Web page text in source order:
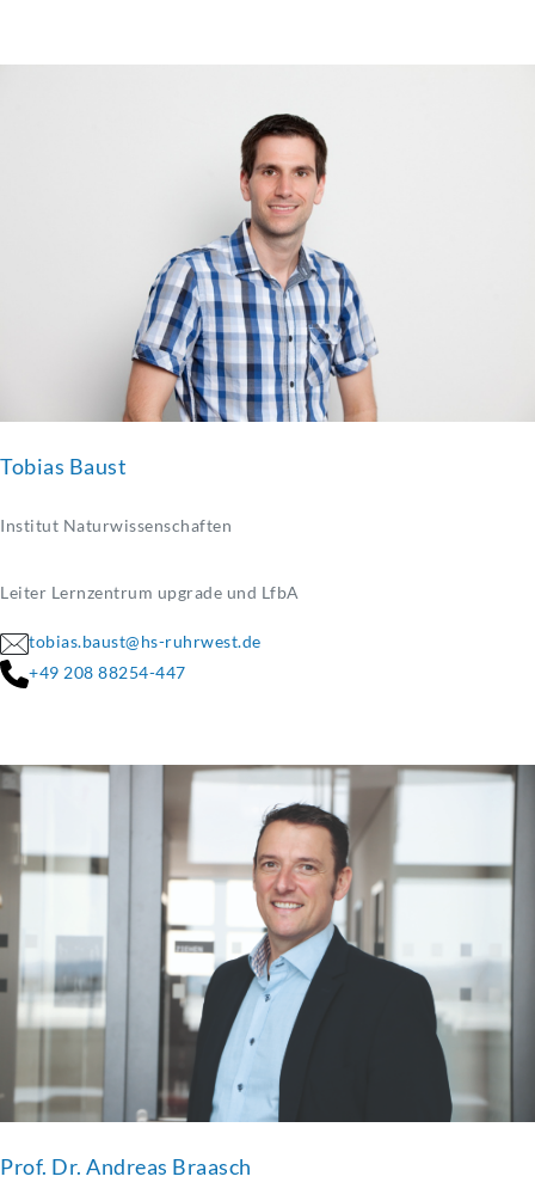
Tobias Baust
Institut Naturwissenschaften
Leiter Lernzentrum upgrade und LfbA
tobias.baust@hs-ruhrwest.de
+49 208 88254-447
Prof. Dr. Andreas Braasch